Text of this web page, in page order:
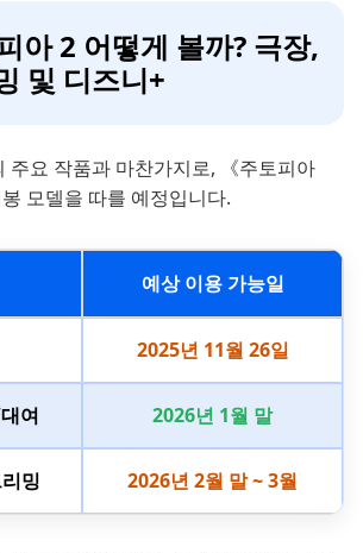
아 2 어떻게 볼까? 극장,
및 디즈니+
주요 작품과 마찬가지로, 《주토피아
모델을 따를 예정입니다.
예상 이용 가능일
2025년 11월 26일
여 2026년 1월 말
밍 2026년 2월 말 ~ 3월